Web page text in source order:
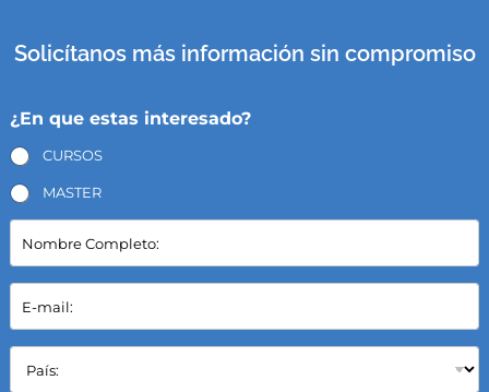
Solicítanos más información sin compromiso
¿En que estas interesado?
CURSOS
MASTER
N
m
b
e
C
E
m
a
P